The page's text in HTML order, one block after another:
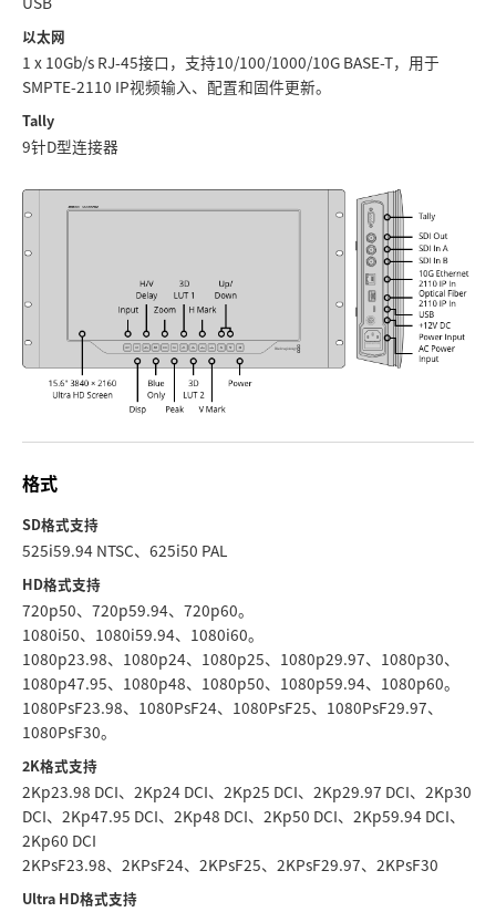
UAE
United States
以太网
1 x 10Gb/s RJ‑45接口，支持10/100/1000/10G BASE-T，用于
SMPTE-2110 IP视频输入、配置和固件更新。
Tally
9针D型连接器
格式
SD格式支持
525i59.94 NTSC、625i50 PAL
HD格式支持
720p50、720p59.94、720p60。
1080i50、1080i59.94、1080i60。
1080p23.98、1080p24、1080p25、1080p29.97、1080p30、
1080p47.95、1080p48、1080p50、1080p59.94、1080p60。
1080PsF23.98、1080PsF24、1080PsF25、1080PsF29.97、
1080PsF30。
2K格式支持
2Kp23.98 DCI、2Kp24 DCI、2Kp25 DCI、2Kp29.97 DCI、2Kp30
DCI、2Kp47.95 DCI、2Kp48 DCI、2Kp50 DCI、2Kp59.94 DCI、
2Kp60 DCI
2KPsF23.98、2KPsF24、2KPsF25、2KPsF29.97、2KPsF30
Ultra HD格式支持